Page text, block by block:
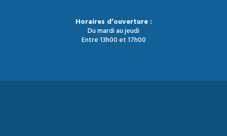
Horaires d’ouverture :
Du mardi au jeudi
Entre 13h00 et 17h00